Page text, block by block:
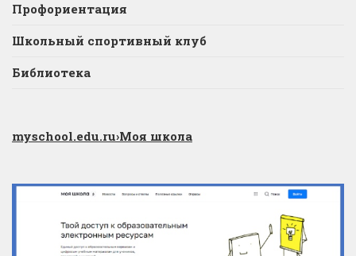
Профориентация
Школьный спортивный клуб
Библиотека
myschool.edu.ru›Моя школа